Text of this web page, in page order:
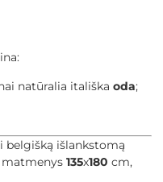
natūralia itališka oda;
išlankstomą
135x180 cm,